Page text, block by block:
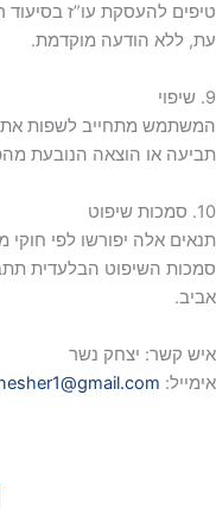
טיפים להעסקת עו”ז
עת, ללא הודעה מוקדמת.
9. שיפוי
המשתמש מתחייב לשפות את
תביעה או הוצאה הנובעת
10. סמכות שיפוט
תנאים אלה יפורשו לפי חוקי
סמכות השיפוט הבלעדית
אביב.
איש קשר: יצחק נשר
אימייל: